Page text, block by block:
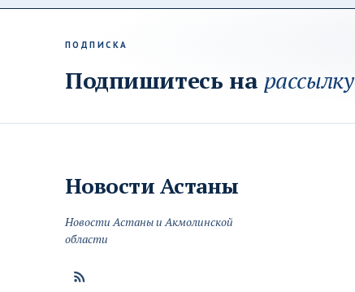
ПОДПИСКА
Подпишитесь на рассылку
Новости Астаны
Новости Астаны и Акмолинской
области